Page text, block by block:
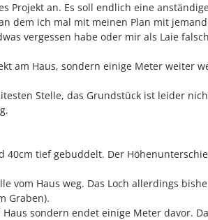
Projekt an. Es soll endlich eine
dem ich mal mit meinen Plan mit
vergessen habe oder mir als Laie
am Haus, sondern einige Meter weiter
Stelle, das Grundstück ist leider
40cm tief gebuddelt. Der
vom Haus weg. Das Loch allerdings
Graben).
sondern endet einige Meter davor.